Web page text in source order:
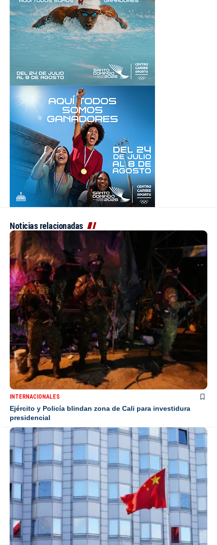
Noticias relacionadas
INTERNACIONALES
Ejército y Policía blindan zona de Cali para investidura
presidencial